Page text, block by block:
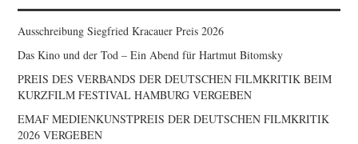
Ausschreibung Siegfried Kracauer Preis 2026
Das Kino und der Tod – Ein Abend für Hartmut Bitomsky
PREIS DES VERBANDS DER DEUTSCHEN FILMKRITIK BEIM
KURZFILM FESTIVAL HAMBURG VERGEBEN
EMAF MEDIENKUNSTPREIS DER DEUTSCHEN FILMKRITIK
2026 VERGEBEN